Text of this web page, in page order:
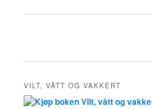
VILT, VÅTT OG VAKKERT